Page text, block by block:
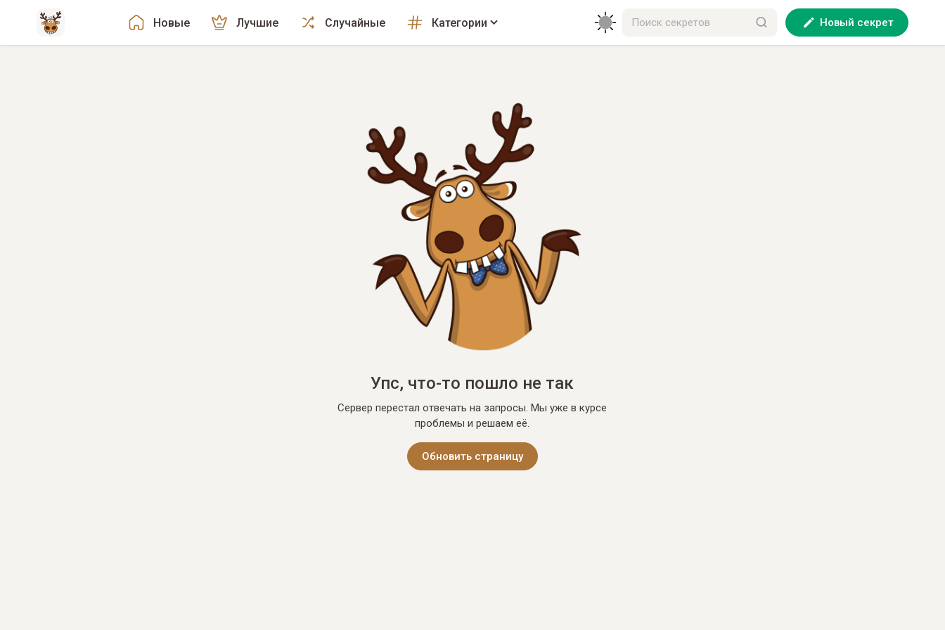
Новые Лучшие Случайные Категории Новый секрет
Упс, что-то пошло не так
Сервер перестал отвечать на запросы. Мы уже в курсе
проблемы и решаем её.
Обновить страницу